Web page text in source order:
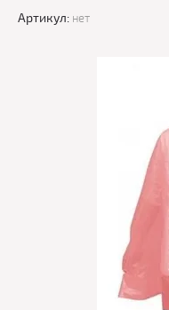
Артикул: нет